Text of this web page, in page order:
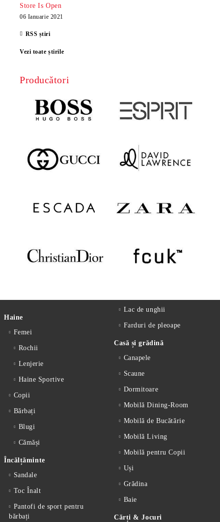
Store Is Open
06 Ianuarie 2021
RSS știri
Vezi toate știrile
Producători
Haine
Femei
Rochii
Lenjerie
Haine Sportive
Copii
Bărbați
Blugi
Cămăși
Încălțăminte
Sandale
Toc Înalt
Pantofi de sport pentru
bărbați
Lac de unghii
Farduri de pleoape
Casă și grădină
Canapele
Scaune
Dormitoare
Mobilă Dining-Room
Mobilă de Bucătărie
Mobilă Living
Mobilă pentru Copii
Uși
Grădina
Baie
Cărți & Jocuri